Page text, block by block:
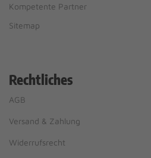
Kompetente Partner
Sitemap
Rechtliches
AGB
Versand & Zahlung
Widerrufsrecht